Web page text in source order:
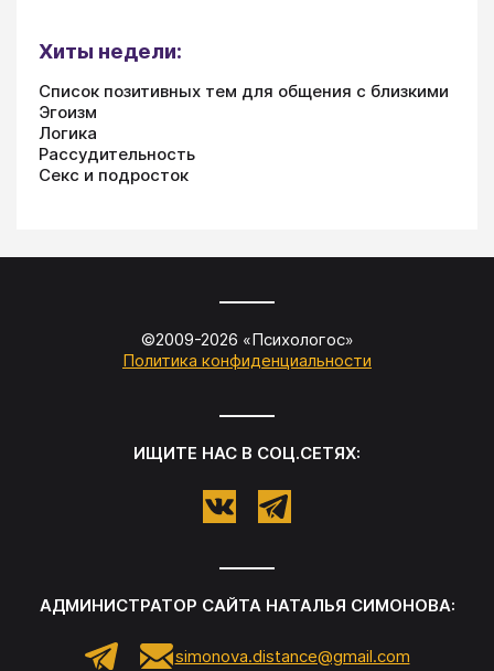
Хиты недели:
Список позитивных тем для общения с близкими
Эгоизм
Логика
Рассудительность
Секс и подросток
©2009-2026 «Психологос»
Политика конфиденциальности
ИЩИТЕ НАС В СОЦ.СЕТЯХ:
АДМИНИСТРАТОР САЙТА НАТАЛЬЯ СИМОНОВА:
simonova.distance@gmail.com